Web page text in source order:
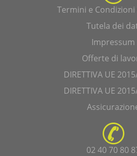
Termini e
Tutela dei
Impressum
Offerte di
DIRETTIVA UE
DIRETTIVA UE
02 40 70 80